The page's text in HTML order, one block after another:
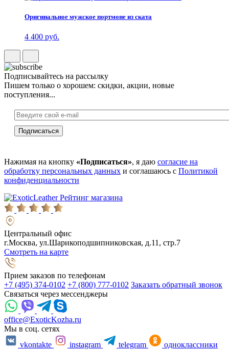
Оригинальное мужское портмоне из ската
4 400 руб.
Подписывайтесь на рассылку
Пишем только о хорошем: скидки, акции, новые
поступления...
Нажимая на кнопку «Подписаться», я даю согласие на
обработку персональных данных и соглашаюсь с Политикой
конфиденциальности
Рейтинг магазина
Центральный офис
г.Москва, ул.Шарикоподшипниковская, д.11, стр.7
Смотреть на карте
Прием заказов по телефонам
+7 (495) 374-0102 +7 (800) 777-0102 Заказать обратный звонок
Связаться через мессенджеры
office@ExoticKozha.ru
Мы в соц. сетях
vkontakte
instagram telegram
одноклассники